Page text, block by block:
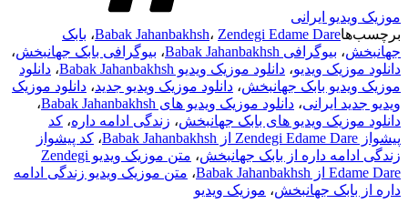
موزیک ویدیو ایرانی
برچسب‌ها
Babak Jahanbakhsh، Zendegi Edame Dare ، بابک
جهانبخش، بیوگرافی Babak Jahanbakhsh ، بیوگرافی بابک جهانبخش،
دانلود موزیک ویدیو، دانلود موزیک ویدیو Babak Jahanbakhsh ، دانلود
موزیک ویدیو بابک جهانبخش، دانلود موزیک ویدیو جدید، دانلود موزیک
ویدیو جدید ایرانی، دانلود موزیک ویدیو های Babak Jahanbakhsh
،
دانلود موزیک ویدیو های بابک جهانبخش، زندگی ادامه داره، کد
پیشواز Zendegi Edame Dare از Babak Jahanbakhsh
، کد پیشواز
زندگی ادامه داره از بابک جهانبخش،
متن موزیک ویدیو Zendegi
Edame Dare از Babak Jahanbakhsh
، متن موزیک ویدیو زندگی ادامه
داره از بابک جهانبخش، موزیک ویدیو